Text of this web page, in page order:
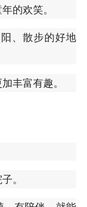
的欢笑。
、散步的好地
丰富有趣。
。